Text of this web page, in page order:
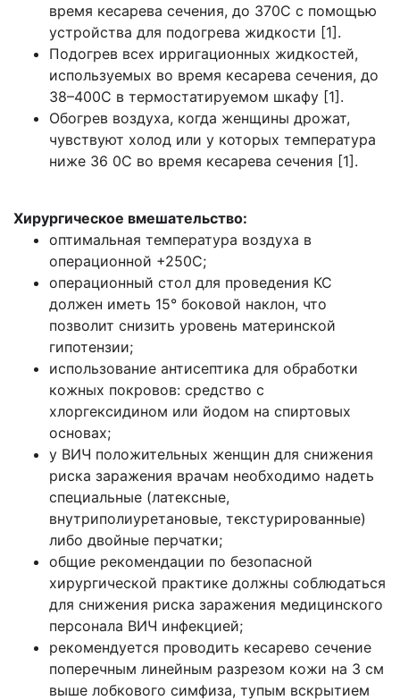
время кесарева сечения, до 370С с помощью
устройства для подогрева жидкости [1].
Подогрев всех ирригационных жидкостей,
используемых во время кесарева сечения, до
38–400С в термостатируемом шкафу [1].
Обогрев воздуха, когда женщины дрожат,
чувствуют холод или у которых температура
ниже 36 0С во время кесарева сечения [1].
Хирургическое вмешательство:
оптимальная температура воздуха в
операционной +250С;
операционный стол для проведения КС
должен иметь 15° боковой наклон, что
позволит снизить уровень материнской
гипотензии;
использование антисептика для обработки
кожных покровов: средство с
хлоргексидином или йодом на спиртовых
основах;
у ВИЧ положительных женщин для снижения
риска заражения врачам необходимо надеть
специальные (латексные,
внутриполиуретановые, текстурированные)
либо двойные перчатки;
общие рекомендации по безопасной
хирургической практике должны соблюдаться
для снижения риска заражения медицинского
персонала ВИЧ инфекцией;
рекомендуется проводить кесарево сечение
поперечным линейным разрезом кожи на 3 см
выше лобкового симфиза, тупым вскрытием